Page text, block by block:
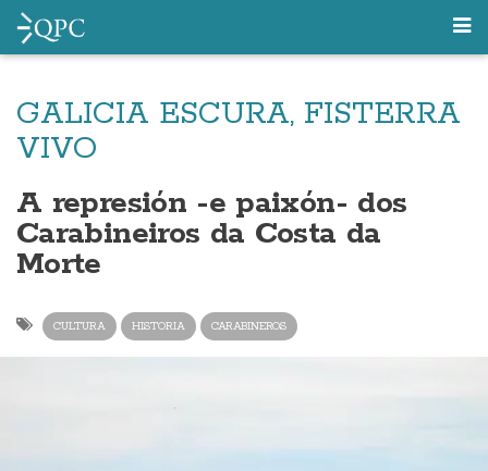
GALICIA ESCURA, FISTERRA
VIVO
A represión -e paixón- dos
Carabineiros da Costa da
Morte
CULTURA HISTORIA CARABINEROS